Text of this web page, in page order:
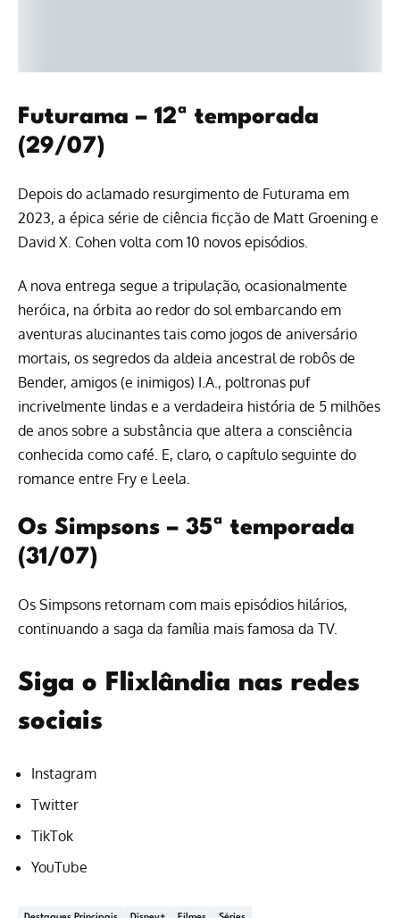
Futurama – 12ª temporada
(29/07)
Depois do aclamado resurgimento de Futurama em
2023, a épica série de ciência ficção de Matt Groening e
David X. Cohen volta com 10 novos episódios.
A nova entrega segue a tripulação, ocasionalmente
heróica, na órbita ao redor do sol embarcando em
aventuras alucinantes tais como jogos de aniversário
mortais, os segredos da aldeia ancestral de robôs de
Bender, amigos (e inimigos) I.A., poltronas puf
incrivelmente lindas e a verdadeira história de 5 milhões
de anos sobre a substância que altera a consciência
conhecida como café. E, claro, o capítulo seguinte do
romance entre Fry e Leela.
Os Simpsons – 35ª temporada
(31/07)
Os Simpsons retornam com mais episódios hilários,
continuando a saga da família mais famosa da TV.
Siga o Flixlândia nas redes
sociais
Instagram
Twitter
TikTok
YouTube